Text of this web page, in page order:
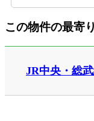
この物件の最寄
JR中央・総